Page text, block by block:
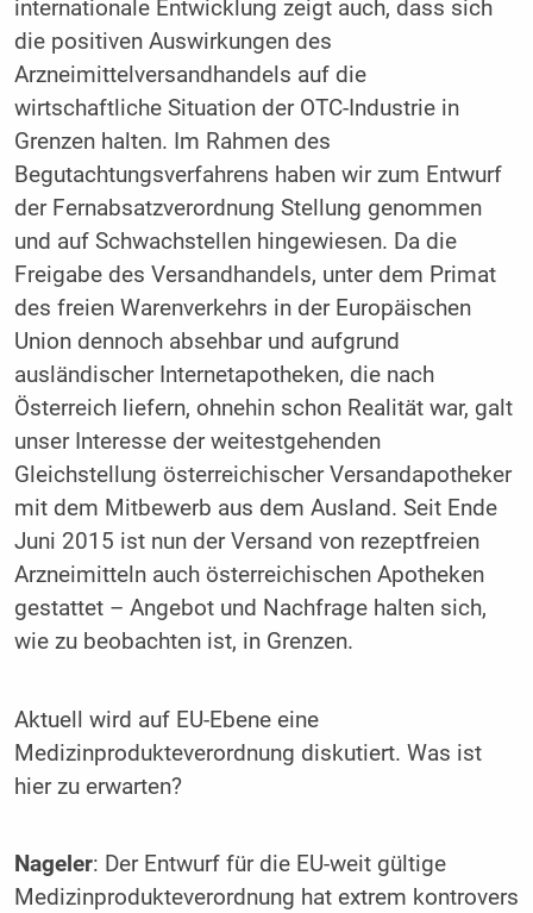
internationale Entwicklung zeigt auch, dass sich
die positiven Auswirkungen des
Arzneimittelversandhandels auf die
wirtschaftliche Situation der OTC-Industrie in
Grenzen halten. Im Rahmen des
Begutachtungsverfahrens haben wir zum Entwurf
der Fernabsatzverordnung Stellung genommen
und auf Schwachstellen hingewiesen. Da die
Freigabe des Versandhandels, unter dem Primat
des freien Warenverkehrs in der Europäischen
Union dennoch absehbar und aufgrund
ausländischer Internetapotheken, die nach
Österreich liefern, ohnehin schon Realität war, galt
unser Interesse der weitestgehenden
Gleichstellung österreichischer Versandapotheker
mit dem Mitbewerb aus dem Ausland. Seit Ende
Juni 2015 ist nun der Versand von rezeptfreien
Arzneimitteln auch österreichischen Apotheken
gestattet – Angebot und Nachfrage halten sich,
wie zu beobachten ist, in Grenzen.
Aktuell wird auf EU-Ebene eine
Medizinprodukteverordnung diskutiert. Was ist
hier zu erwarten?
Nageler: Der Entwurf für die EU-weit gültige
Medizinprodukteverordnung hat extrem kontrovers